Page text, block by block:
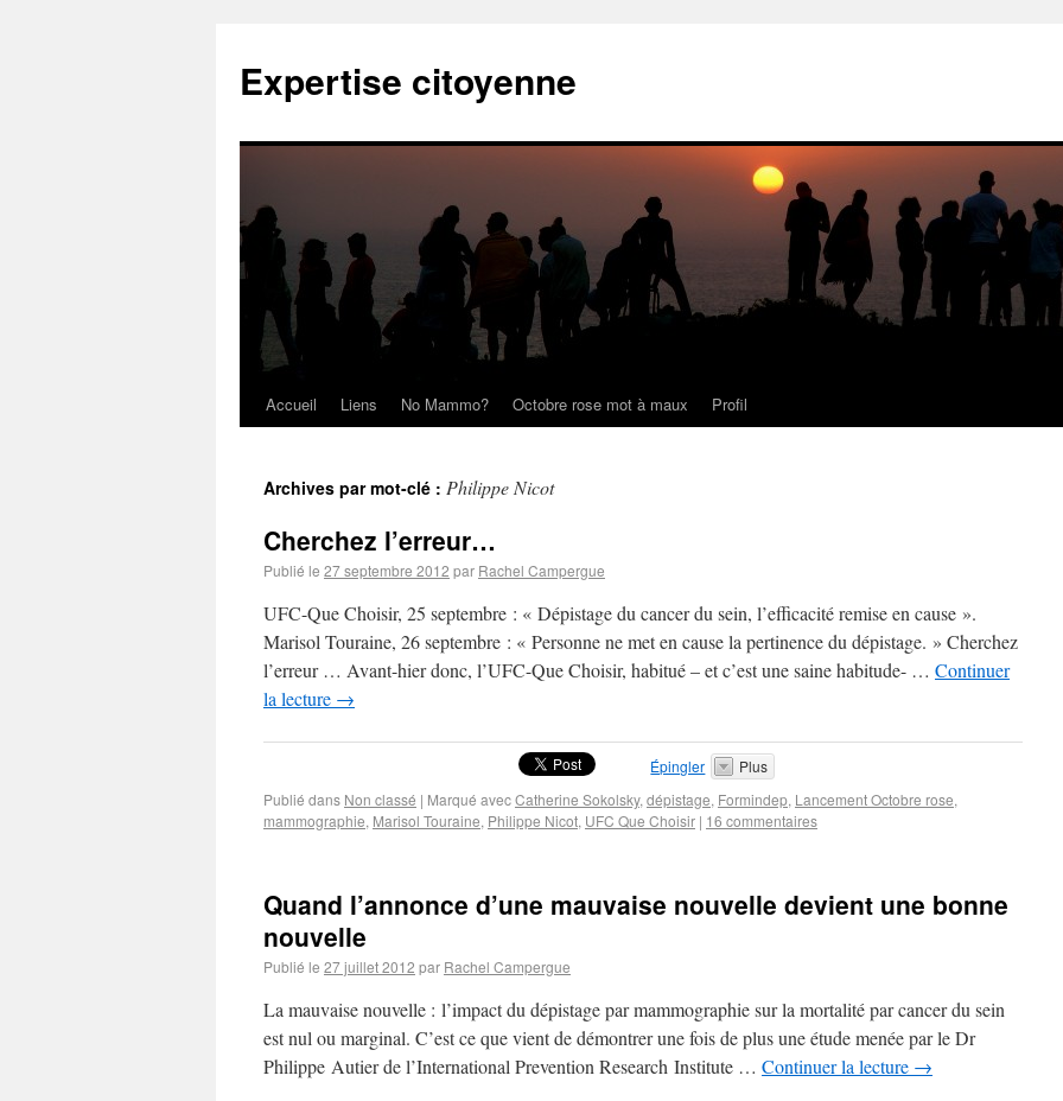
Expertise citoyenne
Accueil Liens No Mammo? Octobre rose mot à maux Profil
Archives par mot-clé : Philippe Nicot
Cherchez l’erreur…
Publié le 27 septembre 2012 par Rachel Campergue
UFC-Que Choisir, 25 septembre : « Dépistage du cancer du sein, l’efficacité remise en cause ».
Marisol Touraine, 26 septembre : « Personne ne met en cause la pertinence du dépistage. » Cherchez
l’erreur … Avant-hier donc, l’UFC-Que Choisir, habitué – et c’est une saine habitude- … Continuer
la lecture →
Épingler
Plus
Publié dans Non classé | Marqué avecCatherine Sokolsky, dépistage, Formindep, Lancement Octobre rose,
mammographie, Marisol Touraine, Philippe Nicot, UFC Que Choisir | 16 commentaires
Quand l’annonce d’une mauvaise nouvelle devient une bonne
nouvelle
Publié le 27 juillet 2012 par Rachel Campergue
La mauvaise nouvelle : l’impact du dépistage par mammographie sur la mortalité par cancer du sein
est nul ou marginal. C’est ce que vient de démontrer une fois de plus une étude menée par le Dr
Philippe Autier de l’International Prevention Research Institute … Continuer la lecture →